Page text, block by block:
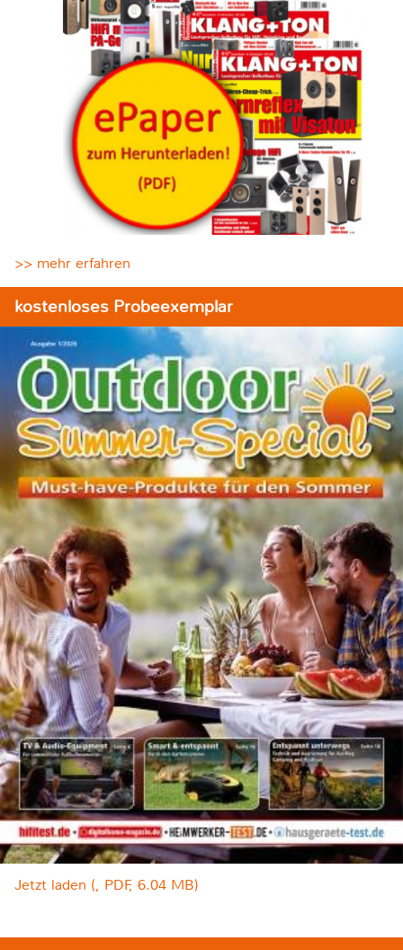
>> mehr erfahren
kostenloses Probeexemplar
Jetzt laden (, PDF, 6.04 MB)